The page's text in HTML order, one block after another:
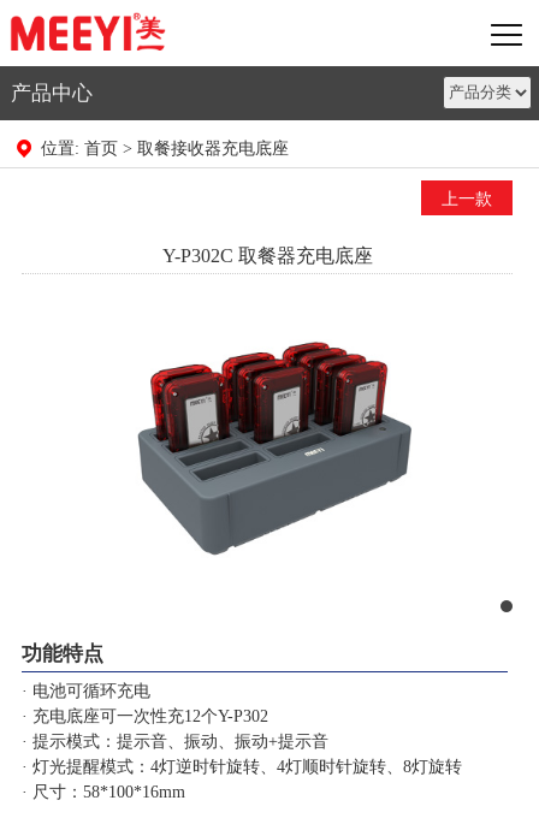
产品中心
位置: 首页 > 取餐接收器充电底座
上一款
Y-P302C 取餐器充电底座
功能特点
· 电池可循环充电
· 充电底座可一次性充12个Y-P302
· 提示模式：提示音、振动、振动+提示音
· 灯光提醒模式：4灯逆时针旋转、4灯顺时针旋转、8灯旋转
· 尺寸：58*100*16mm